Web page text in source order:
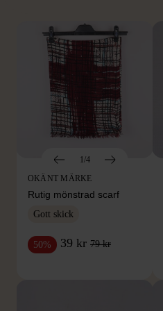
1/4
OKÄNT MÄRKE
Rutig mönstrad scarf
Gott skick
50% 39 kr 79 kr